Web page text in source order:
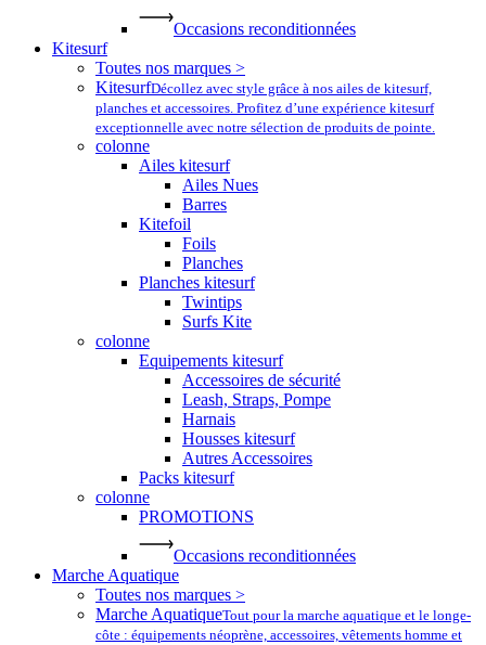
Occasions reconditionnées
Kitesurf
Toutes nos marques >
KitesurfDécollez avec style grâce à nos ailes de kitesurf,
planches et accessoires. Profitez d’une expérience kitesurf
exceptionnelle avec notre sélection de produits de pointe.
colonne
Ailes kitesurf
Ailes Nues
Barres
Kitefoil
Foils
Planches
Planches kitesurf
Twintips
Surfs Kite
colonne
Equipements kitesurf
Accessoires de sécurité
Leash, Straps, Pompe
Harnais
Housses kitesurf
Autres Accessoires
Packs kitesurf
colonne
PROMOTIONS
Occasions reconditionnées
Marche Aquatique
Toutes nos marques >
Marche AquatiqueTout pour la marche aquatique et le longe-
côte : équipements néoprène, accessoires, vêtements homme et